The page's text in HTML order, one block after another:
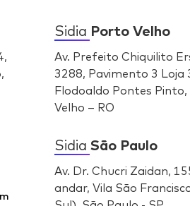
Sidia Porto Velho
Av. Prefeito Chiquilito
3288, Pavimento 3 Loja
Flodoaldo Pontes
Velho – RO
SidiaSão Paulo
Av. Dr. Chucri Zaidan,
andar, Vila São